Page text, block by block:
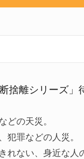
断捨離シリーズ
どの天災。
犯罪などの人災。
れない、身近な人